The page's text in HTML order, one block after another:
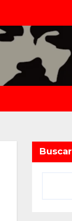
Buscar